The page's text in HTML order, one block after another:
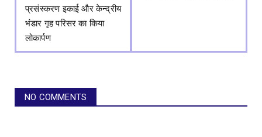
प्रसंस्करण इकाई और केन्द्रीय
भंडार गृह परिसर का किया
लोकार्पण
NO COMMENTS